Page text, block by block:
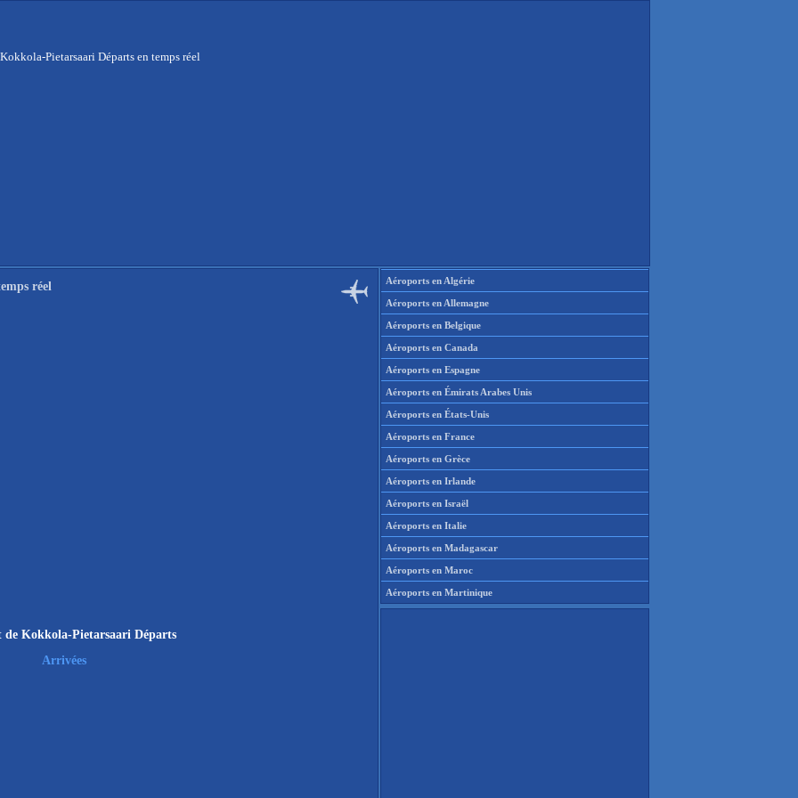
Pietarsaari Départs en temps réel
réel
de Kokkola-Pietarsaari Départs
Arrivées
Aéroports en Algérie
Aéroports en Allemagne
Aéroports en Belgique
Aéroports en Canada
Aéroports en Espagne
Aéroports en Émirats Arabes Unis
Aéroports en États-Unis
Aéroports en France
Aéroports en Grèce
Aéroports en Irlande
Aéroports en Israël
Aéroports en Italie
Aéroports en Madagascar
Aéroports en Maroc
Aéroports en Martinique